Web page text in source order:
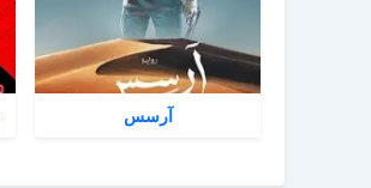
آرسس